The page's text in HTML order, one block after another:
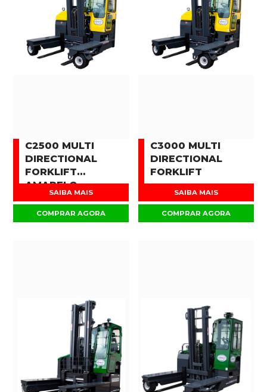
C2500 MULTI
DIRECTIONAL
FORKLIFT
AMARELO
SAIBA MAIS
COMPRAR AGORA
C3000 MULTI
DIRECTIONAL
FORKLIFT
SAIBA MAIS
COMPRAR AGORA